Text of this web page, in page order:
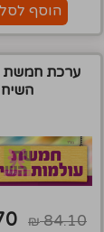
הוסף לסל
ערכת חמשת
השיח
84.10
₪